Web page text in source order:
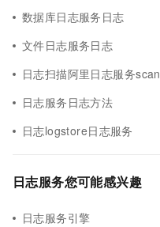
数据库日志服务日志
文件日志服务日志
日志扫描阿里日志服务scan
日志服务日志方法
日志logstore日志服务
日志服务您可能感兴趣
日志服务引擎